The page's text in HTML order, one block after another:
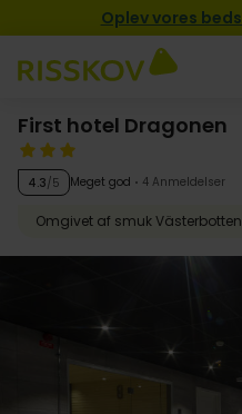
Oplev vores
First hotel Dragonen
4.3/5 Meget god 4 Anmeldelser
Omgivet af smuk